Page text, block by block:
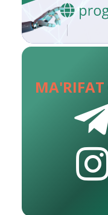
MA'RIFAT